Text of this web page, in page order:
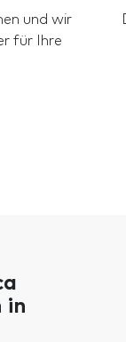
und wir
für Ihre
in